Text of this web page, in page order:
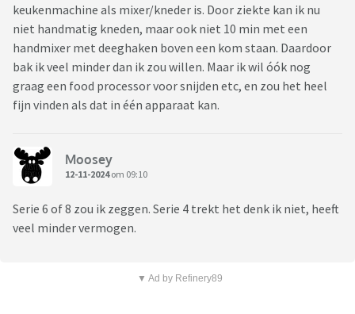
keukenmachine als mixer/kneder is. Door ziekte kan ik nu
niet handmatig kneden, maar ook niet 10 min met een
handmixer met deeghaken boven een kom staan. Daardoor
bak ik veel minder dan ik zou willen. Maar ik wil óók nog
graag een food processor voor snijden etc, en zou het heel
fijn vinden als dat in één apparaat kan.
Moosey
12-11-2024om 09:10
Serie 6 of 8 zou ik zeggen. Serie 4 trekt het denk ik niet, heeft
veel minder vermogen.
▼ Ad by Refinery89